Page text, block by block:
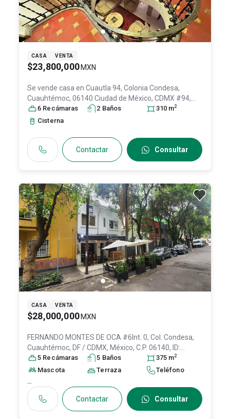
CASA VENTA
$23,800,000 MXN
Se vende casa en Cuautla 94, Colonia Condesa,
Cuauhtémoc, 06140 Ciudad de México, CDMX #94,
Col. Condesa,Cuauhtémoc, DF / CDMX, México
06140, ID:30638064
6 Recámaras 2 Baños 310 m2
Cisterna
Contactar Consultar
CASA VENTA
$28,000,000 MXN
FERNANDO MONTES DE OCA #6Int. 0, Col. Condesa,
Cuauhtémoc, DF / CDMX, México, C.P. 06140, ID:
27265594
5 Recámaras 5 Baños 375 m2
Mascota Terraza Teléfono
...
Contactar Consultar